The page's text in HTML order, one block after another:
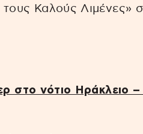
Καλούς Λιμένες»
στο νότιο Ηράκλειο –